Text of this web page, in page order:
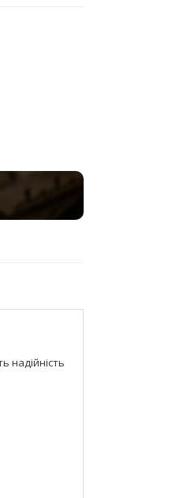
надійність